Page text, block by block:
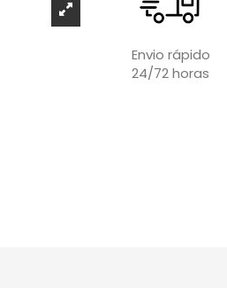
Envio rápido
24/72 horas